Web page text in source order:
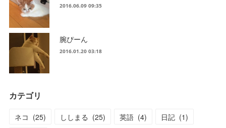
2016.06.09 09:35
腕ぴーん
2016.01.20 03:18
カテゴリ
ネコ (25) ししまる (25) 英語 (4) 日記 (1)